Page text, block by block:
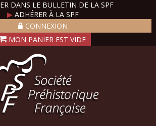
DANS LE BULLETIN DE LA SPF
▶ADHÉRER À LA SPF
CONNEXION